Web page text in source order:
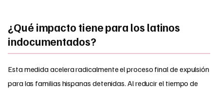
¿Qué impacto tiene para los latinos
indocumentados?
Esta medida acelera radicalmente el proceso final de expulsión
para las familias hispanas detenidas. Al reducir el tiempo de